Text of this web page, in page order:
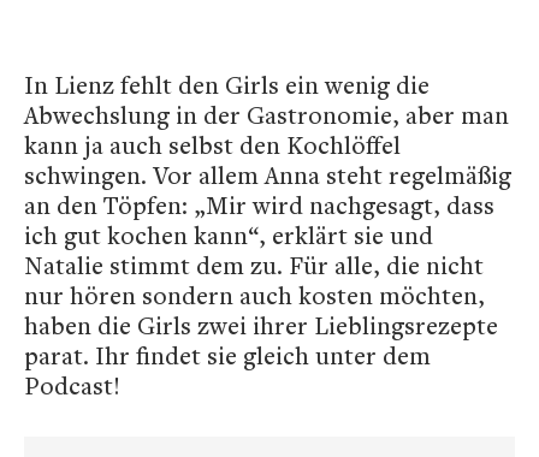
In Lienz fehlt den Girls ein wenig die
Abwechslung in der Gastronomie, aber man
kann ja auch selbst den Kochlöffel
schwingen. Vor allem Anna steht regelmäßig
an den Töpfen: „Mir wird nachgesagt, dass
ich gut kochen kann“, erklärt sie und
Natalie stimmt dem zu. Für alle, die nicht
nur hören sondern auch kosten möchten,
haben die Girls zwei ihrer Lieblingsrezepte
parat. Ihr findet sie gleich unter dem
Podcast!